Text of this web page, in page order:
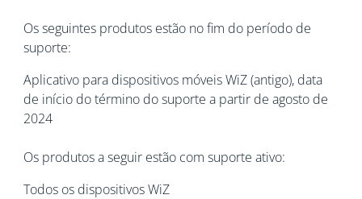
Os seguintes produtos estão no fim do período de
suporte:
Aplicativo para dispositivos móveis WiZ (antigo), data
de início do término do suporte a partir de agosto de
2024
Os produtos a seguir estão com suporte ativo:
Todos os dispositivos WiZ